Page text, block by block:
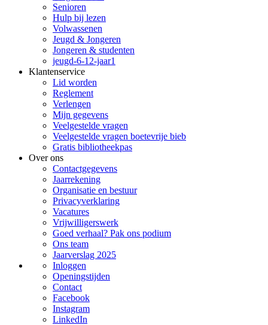
Senioren
Hulp bij lezen
Volwassenen
Jeugd & Jongeren
Jongeren & studenten
jeugd-6-12-jaar1
Klantenservice
Lid worden
Reglement
Verlengen
Mijn gegevens
Veelgestelde vragen
Veelgestelde vragen boetevrije bieb
Gratis bibliotheekpas
Over ons
Contactgegevens
Jaarrekening
Organisatie en bestuur
Privacyverklaring
Vacatures
Vrijwilligerswerk
Goed verhaal? Pak ons podium
Ons team
Jaarverslag 2025
Inloggen
Openingstijden
Contact
Facebook
Instagram
LinkedIn